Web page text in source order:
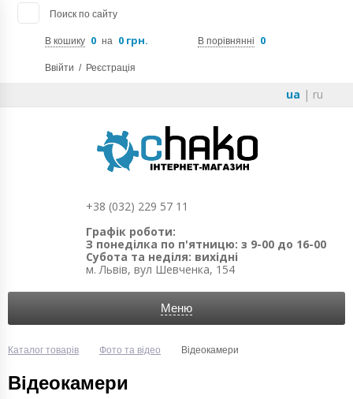
Поиск по сайту
В кошику 0 на 0 грн. В порівнянні 0
Ввійти / Реєстрація
ua | ru
+38 (032) 229 57 11
Графік роботи:
З понеділка по п'ятницю: з 9-00 до 16-00
Субота та неділя: вихідні
м. Львів, вул Шевченка, 154
Меню
Каталог товарів Фото та відео Відеокамери
Відеокамери